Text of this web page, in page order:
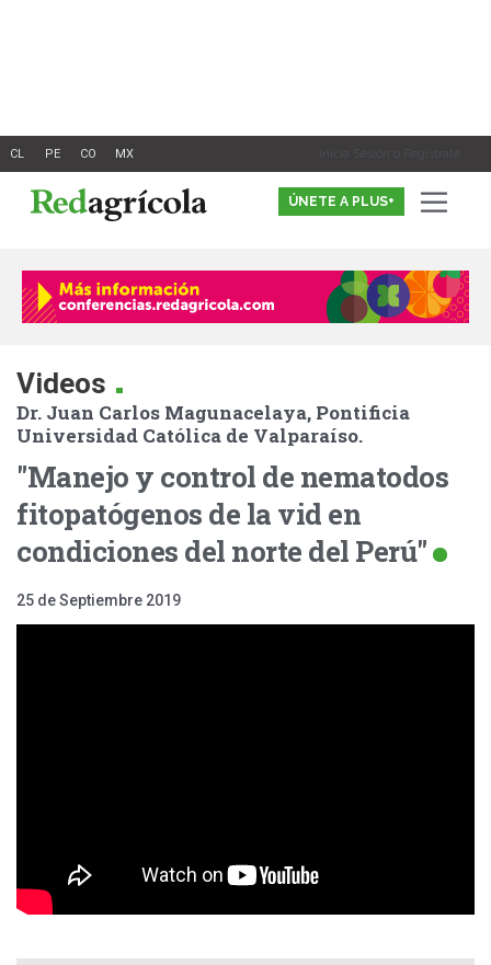
Inicia Sesión o Registrate
ÚNETE A PLUS+
Videos .
Dr. Juan Carlos Magunacelaya, Pontificia
Universidad Católica de Valparaíso.
"Manejo y control de nematodos
fitopatógenos de la vid en
condiciones del norte del Perú"
25 de Septiembre 2019